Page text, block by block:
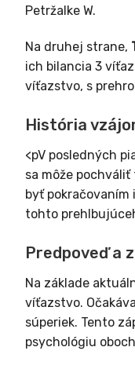
Petržalke W.
Na druhej strane,
ich bilancia 3
víťazstvo, s
História
<pV posledných
sa môže
byť pokračovaním
tohto
Predpoveď a
Na základe
víťazstvo.
súperiek. Tento
psychológiu